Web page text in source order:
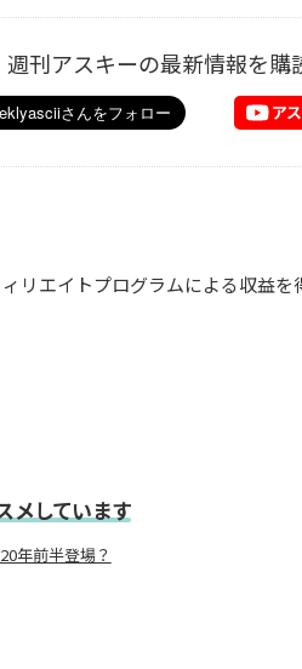
週刊アスキーの最新情報を購
リエイトプログラムによる収益
メしています
年前半登場？